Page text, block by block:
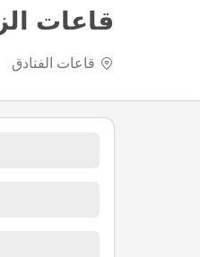
قاعات
قاعات الفنادق